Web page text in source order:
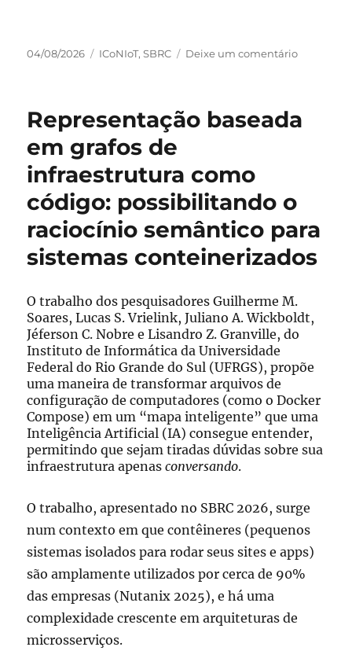
Publicado
04/08/2026 Categorias
ICoNIoT,SBRC Deixe um comentárioem
Par-
a-
Par
do
Representação baseada
em grafos de
infraestrutura como
código: possibilitando o
raciocínio semântico para
sistemas conteinerizados
O trabalho dos pesquisadores Guilherme M.
Soares, Lucas S. Vrielink, Juliano A. Wickboldt,
Jéferson C. Nobre e Lisandro Z. Granville, do
Instituto de Informática da Universidade
Federal do Rio Grande do Sul (UFRGS), propõe
uma maneira de transformar arquivos de
configuração de computadores (como o Docker
Compose) em um “mapa inteligente” que uma
Inteligência Artificial (IA) consegue entender,
permitindo que sejam tiradas dúvidas sobre sua
infraestrutura apenasconversando.
O trabalho, apresentado no SBRC 2026, surge
num contexto em que contêineres (pequenos
sistemas isolados para rodar seus sites e apps)
são amplamente utilizados por cerca de 90%
das empresas (Nutanix 2025), e há uma
complexidade crescente em arquiteturas de
microsserviços.